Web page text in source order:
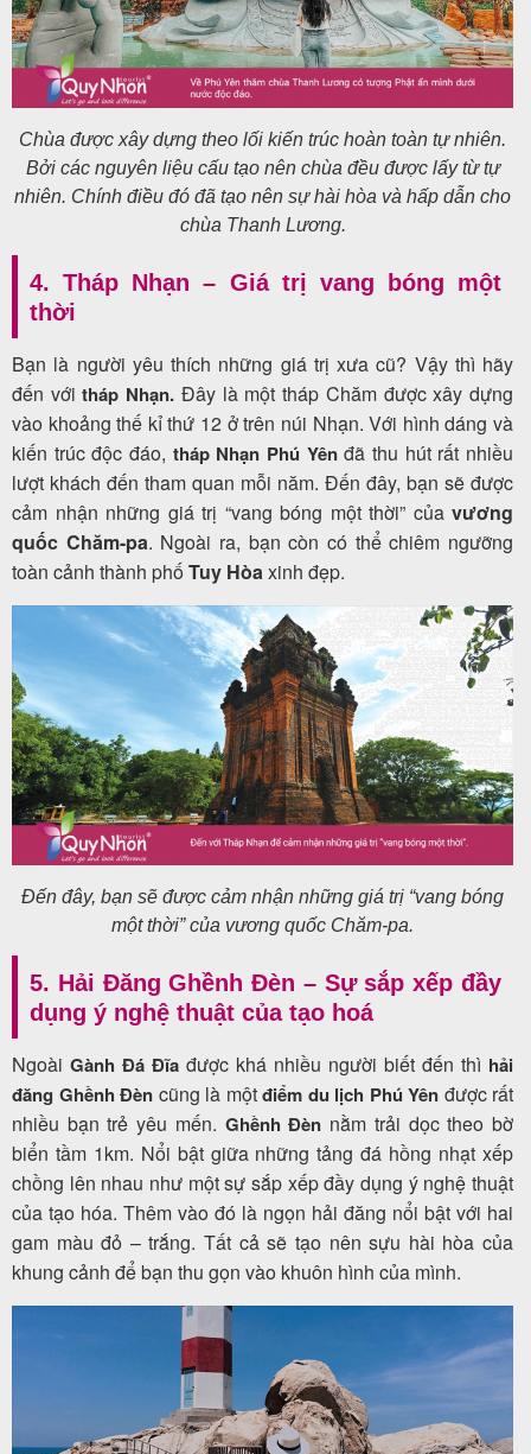
Chùa được xây dựng theo lối kiến trúc hoàn toàn tự nhiên.
Bởi các nguyên liệu cấu tạo nên chùa đều được lấy từ tự
nhiên. Chính điều đó đã tạo nên sự hài hòa và hấp dẫn cho
chùa Thanh Lương.
4. Tháp Nhạn – Giá trị vang bóng một
thời
Bạn là người yêu thích những giá trị xưa cũ? Vậy thì hãy
đến vớitháp Nhạn. Đây là một tháp Chăm được xây dựng
vào khoảng thế kỉ thứ 12 ở trên núi Nhạn.Với hình dáng và
kiến trúc độc đáo, tháp Nhạn Phú Yênđã thu hút rất nhiều
lượt khách đến tham quan mỗi năm. Đến đây, bạn sẽ được
cảm nhận những giá trị “vang bóng một thời” của vương
quốc Chăm-pa. Ngoài ra, bạn còn có thể chiêm ngưỡng
toàn cảnh thành phố Tuy Hòaxinh đẹp.
Đến đây, bạn sẽ được cảm nhận những giá trị “vang bóng
một thời” của vương quốc Chăm-pa.
5. Hải Đăng Ghềnh Đèn – Sự sắp xếp đầy
dụng ý nghệ thuật của tạo hoá
Ngoài Gành Đá Đĩa được khá nhiều người biết đến thì hải
đăng Ghềnh Đèn cũng là mộtđiểm du lịch Phú Yên được rất
nhiều bạn trẻ yêu mến. Ghềnh Đèn nằm trải dọc theo bờ
biển tầm 1km. Nổi bật giữa những tảng đá hồng nhạt xếp
chồng lên nhau như một sự sắp xếp đầy dụng ý nghệ thuật
của tạo hóa. Thêm vào đó là ngọn hải đăng nổi bật với hai
gam màu đỏ – trắng. Tất cả sẽ tạo nên sựu hài hòa của
khung cảnh để bạn thu gọn vào khuôn hình của mình.